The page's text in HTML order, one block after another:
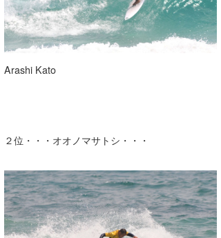
Arashi Kato
２位・・・オオノマサトシ・・・